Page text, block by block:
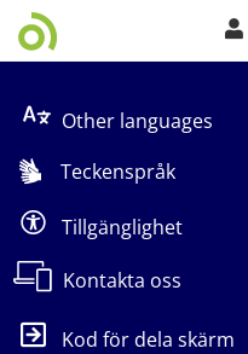
Other languages
Teckenspråk
Tillgänglighet
Kontakta oss
Kod för dela skärm